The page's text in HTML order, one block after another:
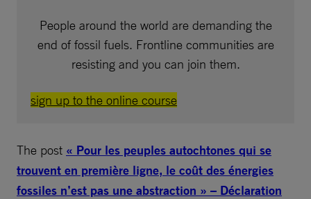
People around the world are demanding the
end of fossil fuels. Frontline communities are
resisting and you can join them.
sign up to the online course
The post « Pour les peuples autochtones qui se
trouvent en première ligne, le coût des énergies
fossiles n’est pas une abstraction » – Déclaration